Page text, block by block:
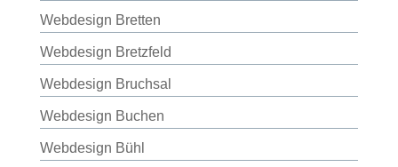
Webdesign Bretten
Webdesign Bretzfeld
Webdesign Bruchsal
Webdesign Buchen
Webdesign Bühl